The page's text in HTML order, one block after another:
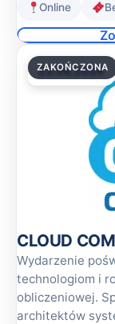
Online
23.06.2026
ZAKOŃCZONA
CLOUD
Wydarzenie
technologiom i
obliczeniowej.
architektów